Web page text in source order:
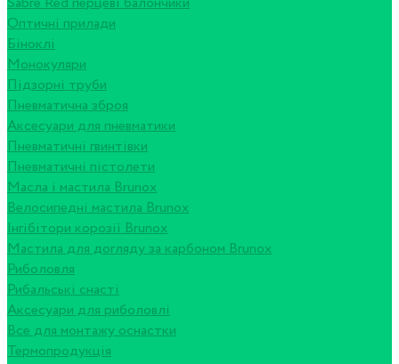
Оптичні прилади
Біноклі
Монокуляри
Підзорні труби
Пневматична зброя
Аксесуари для пневматики
Пневматичні гвинтівки
Пневматичні пістолети
Масла і мастила Brunox
Велосипедні мастила Brunox
Інгібітори корозії Brunox
Мастила для догляду за карбоном Brunox
Риболовля
Рибальські снасті
Аксесуари для риболовлі
Все для монтажу оснастки
Термопродукція